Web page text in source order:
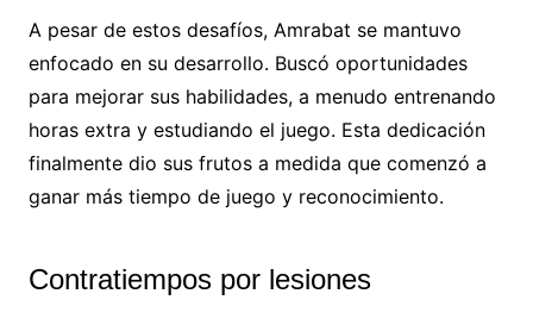
A pesar de estos desafíos, Amrabat se mantuvo
enfocado en su desarrollo. Buscó oportunidades
para mejorar sus habilidades, a menudo entrenando
horas extra y estudiando el juego. Esta dedicación
finalmente dio sus frutos a medida que comenzó a
ganar más tiempo de juego y reconocimiento.
Contratiempos por lesiones